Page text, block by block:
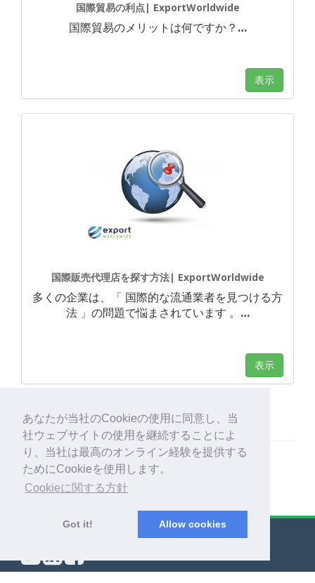
あなたが当社のCookieの使用に同意し、当
社ウェブサイトの使用を継続することによ
り、当社は最高のオンライン経験を提供する
ためにCookieを使用します。
Cookieに関する方針
Got it! Allow cookies
国際貿易の利点| ExportWorldwide
国際貿易のメリットは何ですか？ …
表示
国際販売代理店を探す方法| ExportWorldwide
多くの企業は、「 国際的な流通業者を見つける方
法 」の問題で悩まされています 。 …
表示
© Export Worldwide 2026